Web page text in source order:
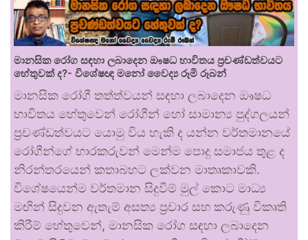
මානසික රෝග සඳහා ලබාදෙන ඖෂධ භාවිතය ප්‍රචණ්ඩත්වයට
හේතුවක් ද?- විශේෂඥ මනෝ වෛද්‍ය රූමි රූබන්
මානසික රෝගී තත්ත්වයන් සඳහා ලබාදෙන ඖෂධ
භාවිතය හේතුවෙන් රෝගීන් හෝ සාමාන්‍ය පුද්ගලයන්
ප්‍රචණ්ඩත්වයට යොමු විය හැකි ද යන්න වර්තමානයේ
රෝගීන්ගේ භාරකරුවන් මෙන්ම පොදු සමාජය තුළ ද
නිරන්තරයෙන් කතාබහට ලක්වන මාතෘකාවකි.
විශේෂයෙන්ම වර්තමාන සිදුවීම් මුල් කොට මාධ්‍ය
මඟින් සිදුවන ඇතැම් අසත්‍ය ප්‍රචාර සහ කරුණු විකෘති
කිරීම් හේතුවෙන්, මානසික රෝග සඳහා ලබාදෙන